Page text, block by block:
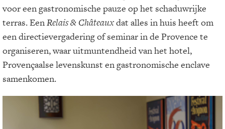
voor een gastronomische pauze op het schaduwrijke
terras. EenRelais & Châteauxdat alles in huis heeft om
een directievergadering of seminar in de Provence te
organiseren, waar uitmuntendheid van het hotel,
Provençaalse levenskunst en gastronomische enclave
samenkomen.